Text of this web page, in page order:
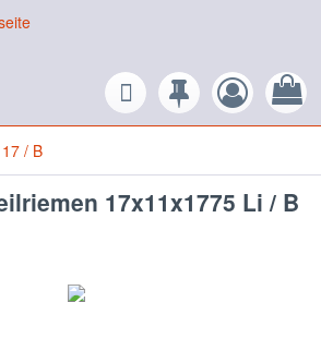
/ B
17x11x1775 Li / B